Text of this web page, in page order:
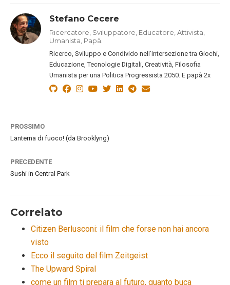
Stefano Cecere
Ricercatore, Sviluppatore, Educatore, Attivista,
Umanista, Papà.
Ricerco, Sviluppo e Condivido nell’intersezione tra Giochi,
Educazione, Tecnologie Digitali, Creatività, Filosofia
Umanista per una Politica Progressista 2050. E papà 2x
PROSSIMO
Lanterna di fuoco! (da Brooklyng)
PRECEDENTE
Sushi in Central Park
Correlato
Citizen Berlusconi: il film che forse non hai ancora
visto
Ecco il seguito del film Zeitgeist
The Upward Spiral
come un film ti prepara al futuro, quanto buca